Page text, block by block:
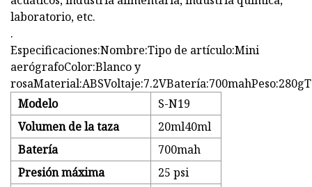
laboratorio, etc.
.
Especificaciones:Nombre:Tipo de artículo:Mini
aerógrafoColor:Blanco y
Modelo
S-N19
Volumen de la taza
20ml40ml
Batería
700mah
Presión máxima
25 psi